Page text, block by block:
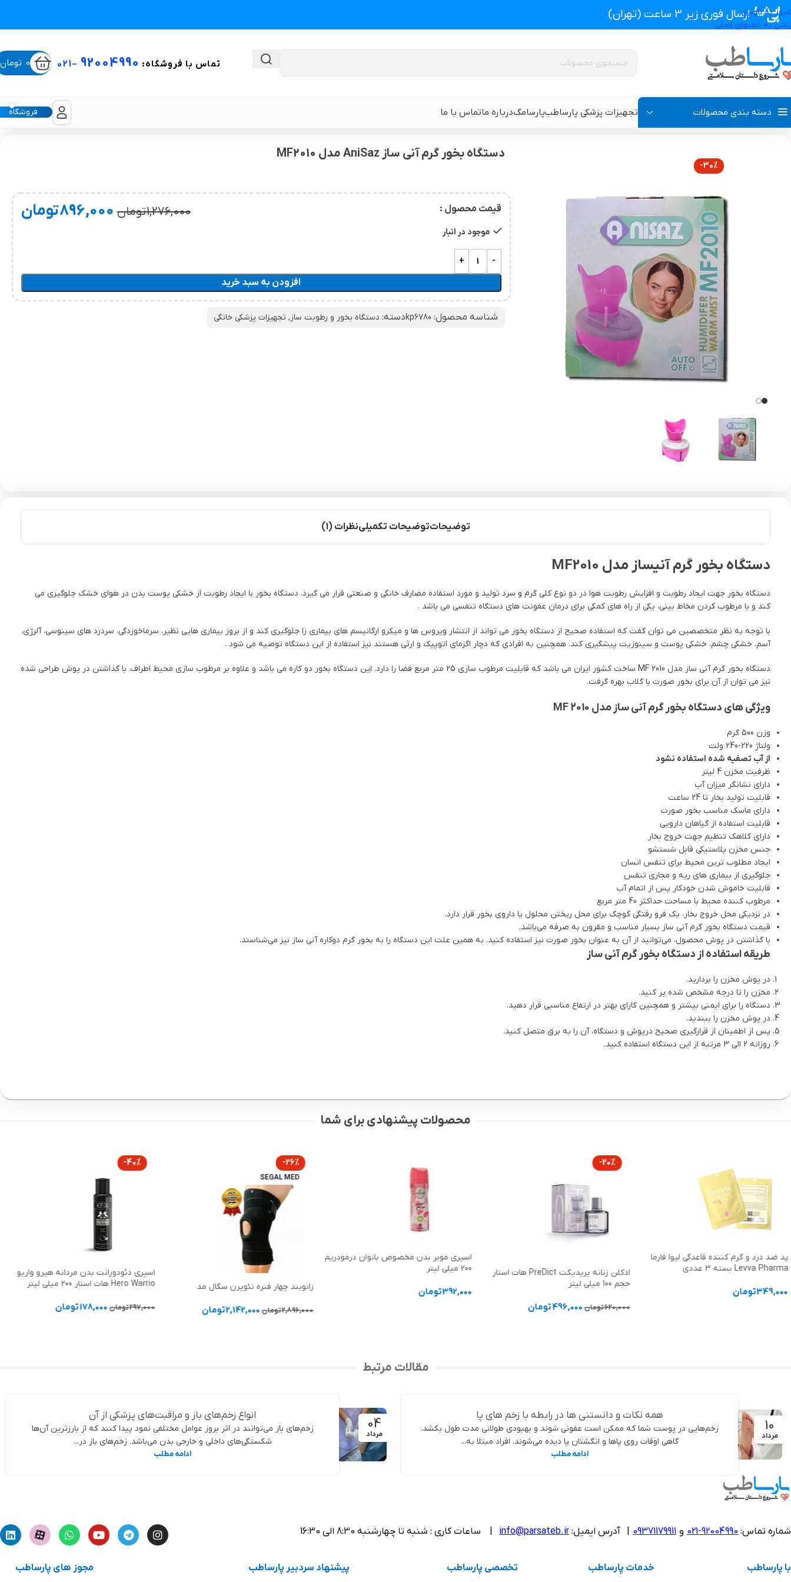
عبور به ناوبری
رفتن به محتوای اصلی
ارسال فوری زیر 3 ساعت (تهران)
تماس با فروشگاه: 92004990
–
021
0 تومان
دسته بندی محصولات
پروتز اکسترنال و سوتین پروتز دار
گن بعد از جراحی مردانه
گن بعد از جراحی زنانه
گن لاغری و گن بعد از زایمان
سوتین طبی بعد از جراحی
گن تزریق چربی و پروتز باسن
گن ژنیکوماستی سینه آقایان
گن لیپوماتیک شکم و پهلو و پشت
گن لیپوماتیک بازو ( براکیوپلاستی )
تجهیزات پزشکی پارساطبپارسامگدرباره ماتماس با ما فروشگاه
تجهیزات پزشکی پارساطب تجهیزات پزشکی خانگی دستگاه بخور و رطوبت ساز >دستگاه بخور گرم آنی ساز AniSaz مدل MF2010
-30%
دستگاه بخور گرم آنی ساز AniSaz مدل MF2010
قیمت محصول : 1,276,000تومان 896,000تومان
موجود در انبار
افزودن به سبد خرید
شناسه محصول: kp6780دسته: دستگاه بخور و رطوبت ساز, تجهیزات پزشکی خانگی
توضیحاتتوضیحات تکمیلینظرات (1)
دستگاه بخور گرم آنیساز مدل MF2010
دستگاه بخور جهت ایجاد رطوبت و افزایش رطوبت هوا در دو نوع کلی گرم و سرد تولید و مورد استفاده مصارف خانگی و صنعتی قرار می گیرد. دستگاه بخور با ایجاد رطوبت از خشکی پوست بدن در هوای خشک جلوگیری می
کند و با مرطوب کردن مخاط بینی، یکی از راه های کمکی برای درمان عفونت های دستگاه تنفسی می باشد .
با توجه به نظر متخصصین می توان گفت که استفاده صحیح از دستگاه بخور می تواند از انتشار ویروس ها و میکرو ارگانیسم های بیماری زا جلوگیری کند و از بروز بیماری هایی نظیر، سرماخوردگی، سردرد های سینوسی، آلرژی،
آسم، خشکی چشم، خشکی پوست و سینوزیت پیشگیری کند. همچنین به افرادی که دچار اگزمای اتوپیک و ارثی هستند نیز استفاده از این دستگاه توصیه می شود .
دستگاه بخور گرم آنی ساز مدل MF 2010 ساخت کشور ایران می باشد که قابلیت مرطوب سازی 25 متر مربع فضا را دارد. این دستگاه بخور دو کاره می باشد و علاوه بر مرطوب سازی محیط اطراف، با گذاشتن در پوش طراحی شده
نیز می توان از آن برای بخور صورت با گلاب بهره گرفت.
ویژگی های دستگاه بخور گرم آنی ساز مدل MF 2010
وزن 500 گرم
ولتاژ 220-240 ولت
از آب تصفیه شده استفاده نشود
ظرفیت مخزن 4 لیتر
دارای نشانگر میزان آب
قابلیت تولید بخار تا 24 ساعت
دارای ماسک مناسب بخور صورت
قابلیت استفاده از گیاهان دارویی
دارای کلاهک تنظیم جهت خروج بخار
جنس مخزن پلاستیکی قابل شستشو
ایجاد مطلوب ترین محیط برای تنفس انسان
جلوگیری از بیماری های ریه و مجاری تنفس
قابلیت خاموش شدن خودکار پس از اتمام آب
مرطوب کننده محیط با مساحت حداکثر 40 متر مربع
در نزدیکی محل خروج بخار، یک فرو رفتگی کوچک برای محل ریختن محلول یا داروی بخور قرار دارد.
قیمت دستگاه بخور گرم آنی ساز بسیار مناسب و مقرون به صرفه می‌باشد.
با گذاشتن در پوش محصول، می‌توانید از آن به عنوان بخور صورت نیز استفاده کنید. به همین علت این دستگاه را به بخور گرم دوکاره آنی ساز نیز می‌شناسند.
طریقه استفاده از دستگاه بخور گرم آنی ساز
در پوش مخزن را بردارید.
مخزن را تا درجه مشخص شده پر کنید.
دستگاه را برای ایمنی بیشتر و همچنین کارای بهتر در ارتفاع مناسبی قرار دهید.
در پوش مخزن را ببندید.
پس از اطمینان از قرارگیری صحیح درپوش و دستگاه، آن را به برق متصل کنید.
روزانه 2 الی 3 مرتبه از این دستگاه استفاده کنید.
محصولات پیشنهادی برای شما
پد ضد درد و گرم کننده قاعدگی لیوا فارما
Levva Pharma بسته 3 عددی
349,000تومان
-20%
ادکلن زنانه پریدیکت PreDict هات استار
حجم 100 میلی لیتر
620,000تومان 496,000تومان
اسپری موبر بدن مخصوص بانوان درمودریم
200 میلی لیتر
392,000تومان
-26%
SEGAL MED
زانوبند چهار فنره نئوپرن سگال مد
2,896,000تومان 2,142,000تومان
-40%
اسپری دئودورانت بدن مردانه هیرو واریو
Hero Warrio هات استار 200 میلی لیتر
297,000تومان 178,000تومان
مقالات مرتبط
10
مرداد
همه نکات و دانستنی ها در رابطه با زخم های پا
زخم‌هایی در پوست شما که ممکن است عفونی شوند و بهبودی طولانی مدت طول بکشد،
گاهی اوقات روی پاها و انگشتان پا دیده می‌شوند. افراد مبتلا به...
ادامه مطلب
04
مرداد
انواع زخم‌های باز و مراقبت‌های پزشکی از آن
زخم‌های باز می‌توانند در اثر بروز عوامل مختلفی نمود پیدا کنند که از بارزترین آن‌ها
شکستگی‌های داخلی و خارجی بدن می‌باشد. زخم‌های باز در...
ادامه مطلب
شماره تماس: 92004990-021 و 09371179911 آدرس ایمیل: info@parsateb.ir | ساعات کاری : شنبه تا چهارشنبه 8:30 الی 16:30
با پارساطب خدمات پارساطب تخصصی پارساطب پیشنهاد سردبیر پارساطب مجوز های پارساطب